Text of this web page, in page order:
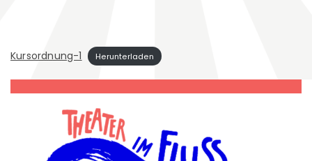
Kursordnung-1 Herunterladen